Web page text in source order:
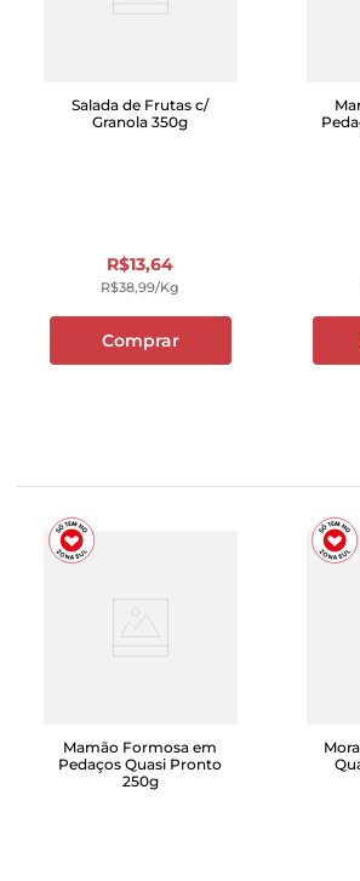
Salada de Frutas c/
Granola 350g
R$13,64
R$38,99/kg
Comprar
Mamão Formosa em
Pedaços Quasi Pronto
250g